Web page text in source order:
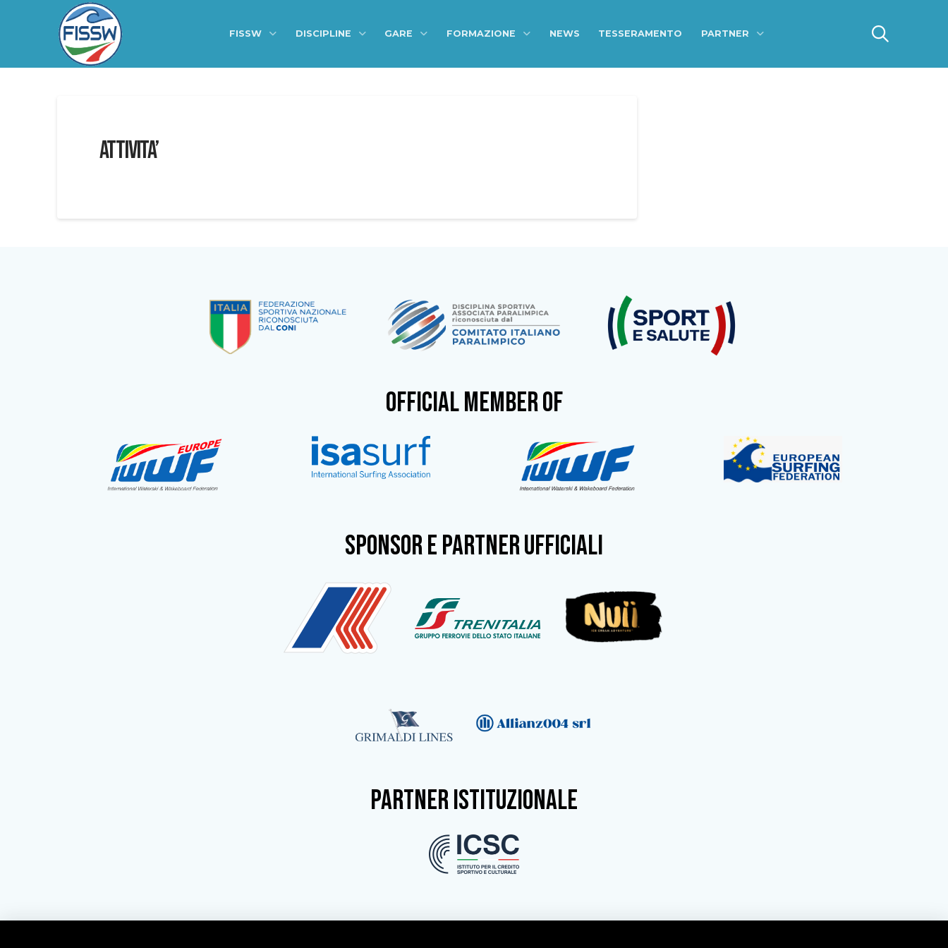
FISSW DISCIPLINE GARE FORMAZIONE NEWS TESSERAMENTO PARTNER
ATTIVITA’
OFFICIAL MEMBER OF
SPONSOR e partner ufficiali
partner istituzionale